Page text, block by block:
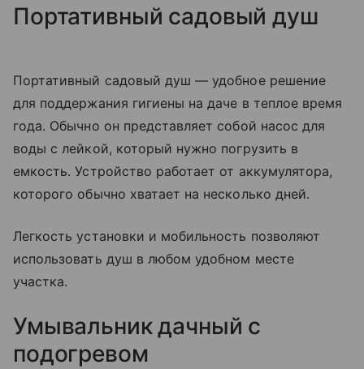
Портативный садовый душ
Портативный садовый душ — удобное решение
для поддержания гигиены на даче в теплое время
года. Обычно он представляет собой насос для
воды с лейкой, который нужно погрузить в
емкость. Устройство работает от аккумулятора,
которого обычно хватает на несколько дней.
Легкость установки и мобильность позволяют
использовать душ в любом удобном месте
участка.
Умывальник дачный с
подогревом